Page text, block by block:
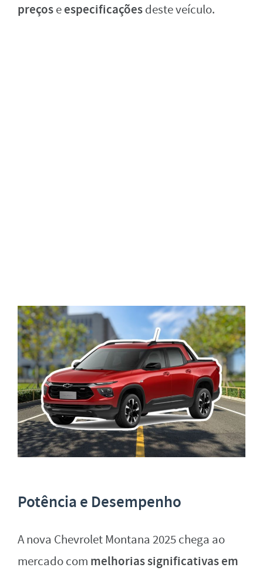
preçoseespecificaçõesdeste veículo.
Potência e Desempenho
A nova Chevrolet Montana 2025 chega ao
mercado com melhorias significativas em